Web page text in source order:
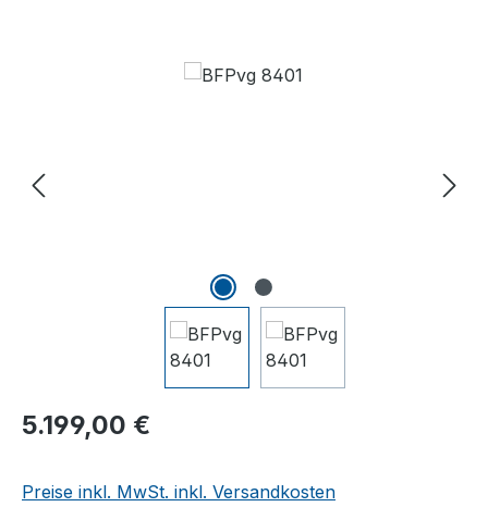
Bildergalerie überspringen
Regulärer Preis:
5.199,00 €
Preise inkl. MwSt. inkl. Versandkosten